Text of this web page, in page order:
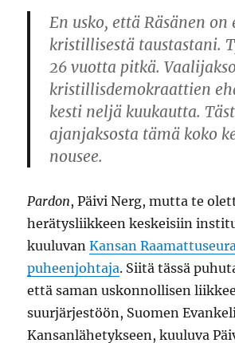
En usko, että Räsänen on
kristillisestä taustastani.
26 vuotta pitkä.
kristillisdemokraattien
kesti neljä kuukautta.
ajanjaksosta tämä koko
nousee.
Pardon, Päivi Nerg, mutta te
herätysliikkeen keskeisiin
kuuluvanKansan
puheenjohtaja. Siitä tässä
että saman uskonnollisen
suurjärjestöön, Suomen
Kansanlähetykseen, kuuluva